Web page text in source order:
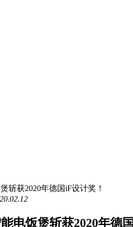
电饭煲斩获2020年德